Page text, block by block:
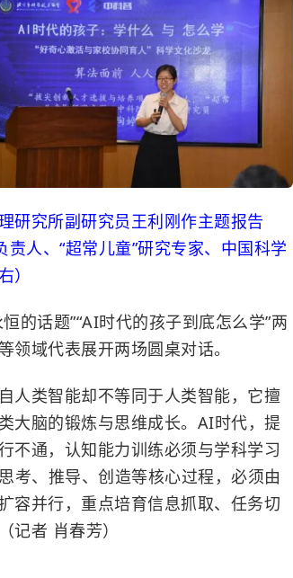
究所副研究员王利刚作主题报告
责人、“超常儿童”研究专家、中国科学
）
话题”“AI时代的孩子到底怎么学”两
域代表展开两场圆桌对话。
类智能却不等同于人类智能，它擅
大脑的锻炼与思维成长。AI时代，提
不通，认知能力训练必须与学科学习
考、推导、创造等核心过程，必须由
容并行，重点培育信息抓取、任务切
记者 肖春芳）